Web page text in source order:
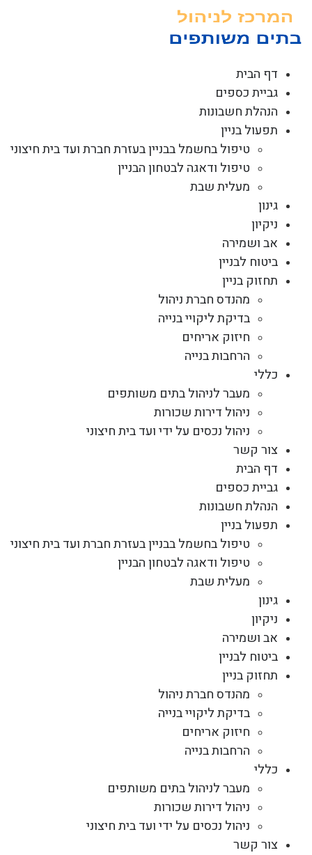
דף הבית
גביית כספים
הנהלת חשבונות
תפעול בניין
טיפול בחשמל בבניין בעזרת חברת ועד בית חיצוני
טיפול ודאגה לבטחון הבניין
מעלית שבת
גינון
ניקיון
אב ושמירה
ביטוח לבניין
תחזוק בניין
מהנדס חברת ניהול
בדיקת ליקויי בנייה
חיזוק אריחים
הרחבות בנייה
כללי
מעבר לניהול בתים משותפים
ניהול דירות שכורות
ניהול נכסים על ידי ועד בית חיצוני
צור קשר
דף הבית
גביית כספים
הנהלת חשבונות
תפעול בניין
טיפול בחשמל בבניין בעזרת חברת ועד בית חיצוני
טיפול ודאגה לבטחון הבניין
מעלית שבת
גינון
ניקיון
אב ושמירה
ביטוח לבניין
תחזוק בניין
מהנדס חברת ניהול
בדיקת ליקויי בנייה
חיזוק אריחים
הרחבות בנייה
כללי
מעבר לניהול בתים משותפים
ניהול דירות שכורות
ניהול נכסים על ידי ועד בית חיצוני
צור קשר